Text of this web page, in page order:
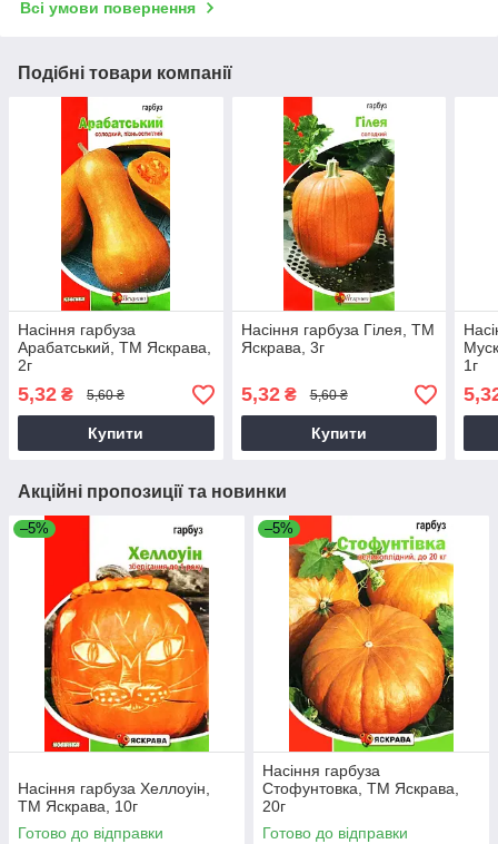
Всі умови повернення
Подібні товари компанії
Насіння гарбуза
Арабатський, ТМ Яскрава,
2г
5,32 ₴ 5,60 ₴
Купити
Насіння гарбуза Гілея, ТМ
Яскрава, 3г
5,32₴ 5,60 ₴
Купити
1г
Акційні пропозиції та новинки
–5%
Насіння гарбуза Хеллоуін,
ТМ Яскрава, 10г
Готово до відправки
–5%
Насіння гарбуза
Стофунтовка, ТМ Яскрава,
20г
Готово до відправки